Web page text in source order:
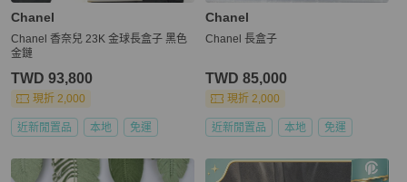
Chanel
Chanel 香奈兒 23K 金球長盒子 黑色
金鏈
TWD 93,800
現折 2,000
近新閒置品 本地 免運
Chanel
Chanel 長盒子
TWD 85,000
現折 2,000
近新閒置品 本地 免運